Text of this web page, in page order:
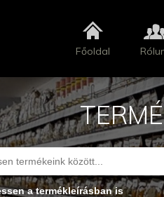
Főoldal
a termékleírásban is